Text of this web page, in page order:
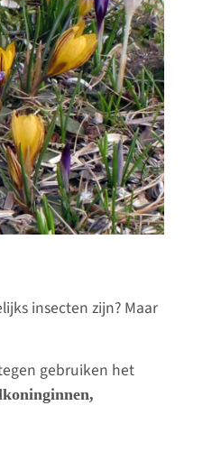
insecten zijn? Maar
gebruiken het